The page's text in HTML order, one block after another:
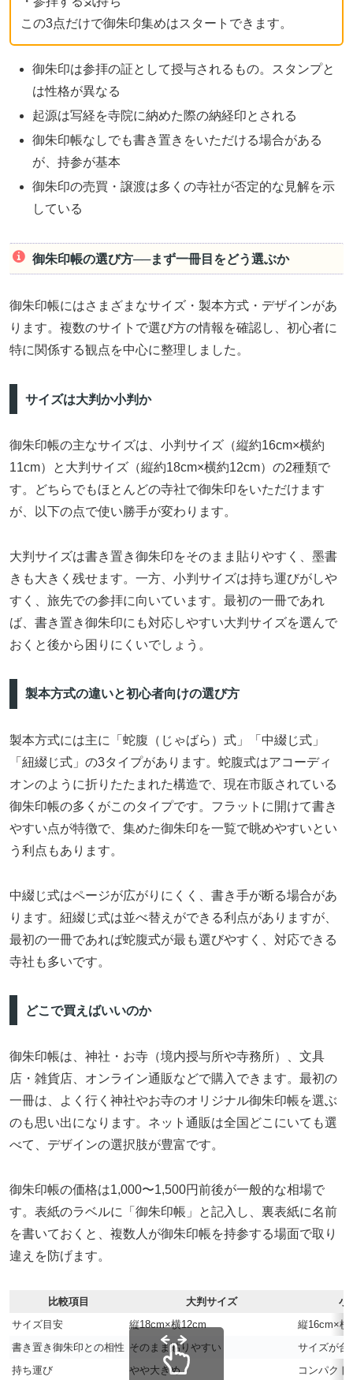
この3点だけで御朱印集めはスタートできます。
御朱印は参拝の証として授与されるもの。スタンプと
は性格が異なる
起源は写経を寺院に納めた際の納経印とされる
御朱印帳なしでも書き置きをいただける場合がある
が、持参が基本
御朱印の売買・譲渡は多くの寺社が否定的な見解を示
している
御朱印帳の選び方──まず一冊目をどう選ぶか
御朱印帳にはさまざまなサイズ・製本方式・デザインがあ
ります。複数のサイトで選び方の情報を確認し、初心者に
特に関係する観点を中心に整理しました。
サイズは大判か小判か
御朱印帳の主なサイズは、小判サイズ（縦約16cm×横約
11cm）と大判サイズ（縦約18cm×横約12cm）の2種類で
す。どちらでもほとんどの寺社で御朱印をいただけます
が、以下の点で使い勝手が変わります。
大判サイズは書き置き御朱印をそのまま貼りやすく、墨書
きも大きく残せます。一方、小判サイズは持ち運びがしや
すく、旅先での参拝に向いています。最初の一冊であれ
ば、書き置き御朱印にも対応しやすい大判サイズを選んで
おくと後から困りにくいでしょう。
製本方式の違いと初心者向けの選び方
製本方式には主に「蛇腹（じゃばら）式」「中綴じ式」
「紐綴じ式」の3タイプがあります。蛇腹式はアコーディ
オンのように折りたたまれた構造で、現在市販されている
御朱印帳の多くがこのタイプです。フラットに開けて書き
やすい点が特徴で、集めた御朱印を一覧で眺めやすいとい
う利点もあります。
中綴じ式はページが広がりにくく、書き手が断る場合があ
ります。紐綴じ式は並べ替えができる利点がありますが、
最初の一冊であれば蛇腹式が最も選びやすく、対応できる
寺社も多いです。
どこで買えばいいのか
御朱印帳は、神社・お寺（境内授与所や寺務所）、文具
店・雑貨店、オンライン通販などで購入できます。最初の
一冊は、よく行く神社やお寺のオリジナル御朱印帳を選ぶ
のも思い出になります。ネット通販は全国どこにいても選
べて、デザインの選択肢が豊富です。
御朱印帳の価格は1,000〜1,500円前後が一般的な相場で
す。表紙のラベルに「御朱印帳」と記入し、裏表紙に名前
を書いておくと、複数人が御朱印帳を持参する場面で取り
違えを防げます。
比較項目 大判サイズ
小
サイズ目安
縦18cm×横12cm
縦16cm×横
書き置き御朱印との相性 そのまま貼りやすい
サイズが合
持ち運び
やや大きめ
コンパクト